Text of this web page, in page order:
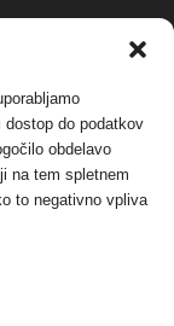
do podatkov
obdelavo
na tem spletnem
to negativno vpliva
na Ojstrici, v